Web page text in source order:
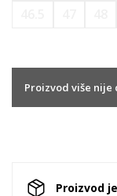
Proizvod više nije
Proizvod